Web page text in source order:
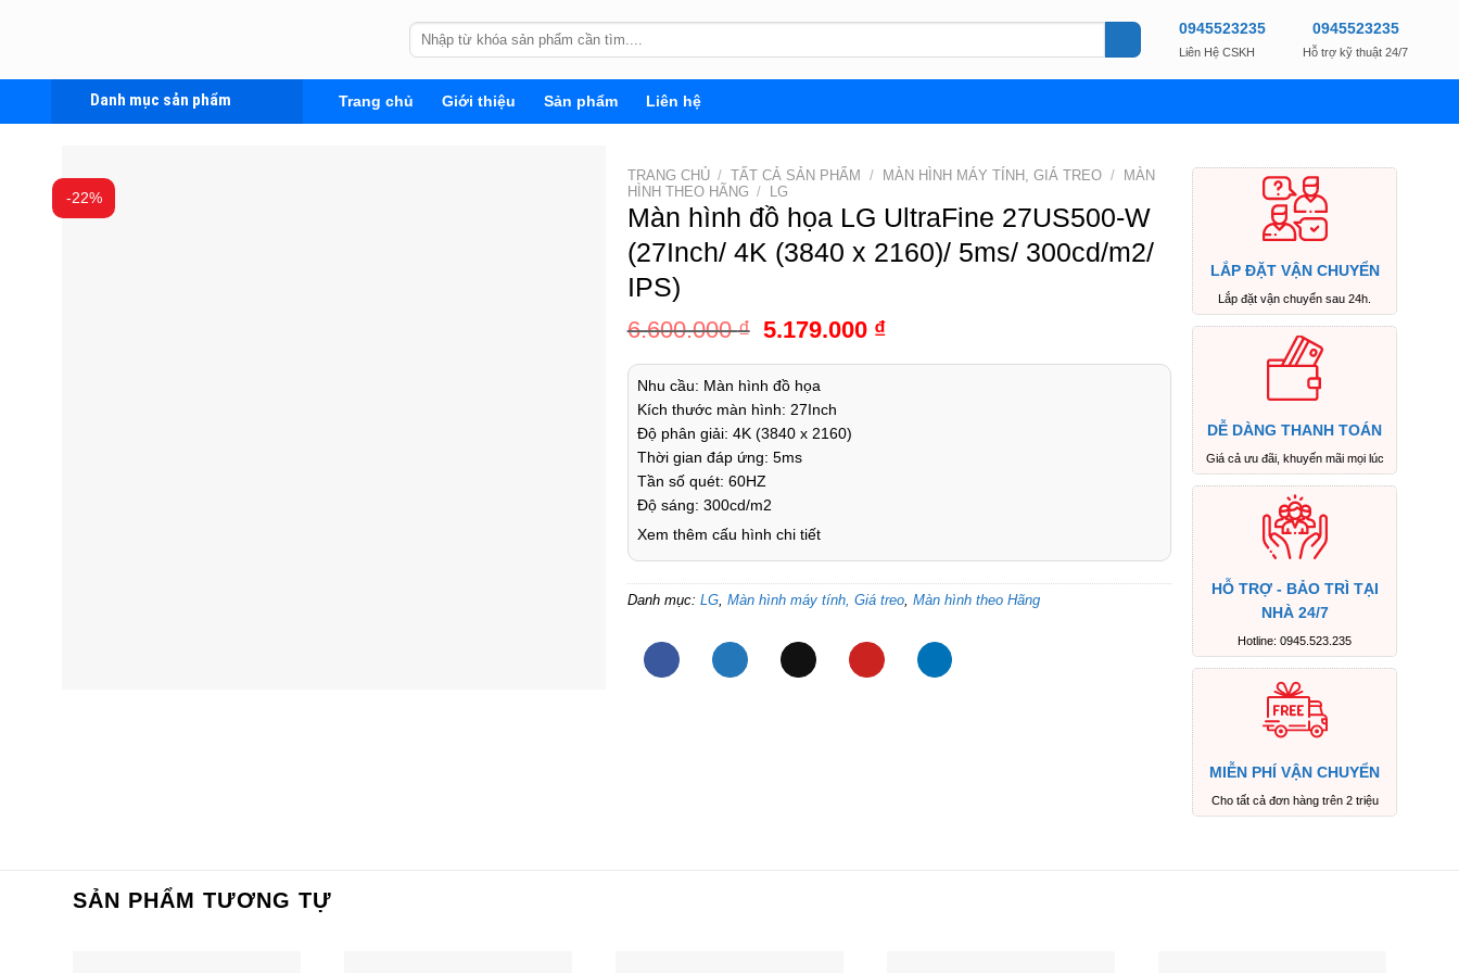
Tìm
kiếm:
0945523235
Liên Hệ CSKH
0945523235
Hỗ trợ kỹ thuật 24/7
Danh mục sản phẩm Trang chủ Giới thiệu Sản phẩm Liên hệ
-22%
TRANG CHỦ / TẤT CẢ SẢN PHẨM / MÀN HÌNH MÁY TÍNH, GIÁ TREO /
MÀN
HÌNH THEO HÃNG / LG
Màn hình đồ họa LG UltraFine 27US500-W
(27Inch/ 4K (3840 x 2160)/ 5ms/ 300cd/m2/
IPS)
6.600.000₫ 5.179.000 ₫
Nhu cầu: Màn hình đồ họa
Kích thước màn hình: 27Inch
Độ phân giải: 4K (3840 x 2160)
Thời gian đáp ứng: 5ms
Tần số quét: 60HZ
Độ sáng: 300cd/m2
Xem thêm cấu hình chi tiết
Danh mục: LG, Màn hình máy tính, Giá treo, Màn hình theo Hãng
LẮP ĐẶT VẬN CHUYỂN
Lắp đặt vận chuyển sau 24h.
DỄ DÀNG THANH TOÁN
Giá cả ưu đãi, khuyến mãi mọi lúc
HỖ TRỢ - BẢO TRÌ TẠI
NHÀ 24/7
Hotline: 0945.523.235
MIỄN PHÍ VẬN CHUYỂN
Cho tất cả đơn hàng trên 2 triệu
SẢN PHẨM TƯƠNG TỰ